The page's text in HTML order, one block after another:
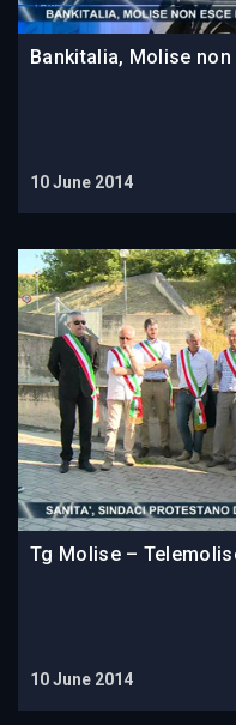
Bankitalia, Molise
10 June 2014
Tg Molise –
10 June 2014